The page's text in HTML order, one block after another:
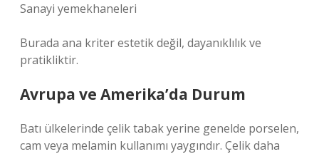
Sanayi yemekhaneleri
Burada ana kriter estetik değil, dayanıklılık ve
pratikliktir.
Avrupa ve Amerika’da Durum
Batı ülkelerinde çelik tabak yerine genelde porselen,
cam veya melamin kullanımı yaygındır. Çelik daha